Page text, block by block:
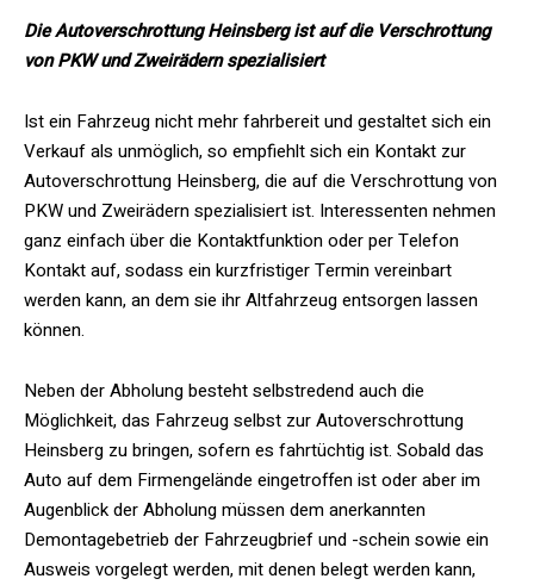
Die Autoverschrottung Heinsberg ist auf die Verschrottung
von PKW und Zweirädern spezialisiert
Ist ein Fahrzeug nicht mehr fahrbereit und gestaltet sich ein
Verkauf als unmöglich, so empfiehlt sich ein Kontakt zur
Autoverschrottung Heinsberg, die auf die Verschrottung von
PKW und Zweirädern spezialisiert ist. Interessenten nehmen
ganz einfach über die Kontaktfunktion oder per Telefon
Kontakt auf, sodass ein kurzfristiger Termin vereinbart
werden kann, an dem sie ihr Altfahrzeug entsorgen lassen
können.
Neben der Abholung besteht selbstredend auch die
Möglichkeit, das Fahrzeug selbst zur Autoverschrottung
Heinsberg zu bringen, sofern es fahrtüchtig ist. Sobald das
Auto auf dem Firmengelände eingetroffen ist oder aber im
Augenblick der Abholung müssen dem anerkannten
Demontagebetrieb der Fahrzeugbrief und -schein sowie ein
Ausweis vorgelegt werden, mit denen belegt werden kann,